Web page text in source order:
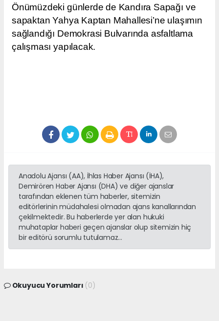
Önümüzdeki günlerde de Kandıra Sapağı ve
sapaktan Yahya Kaptan Mahallesi’ne ulaşımın
sağlandığı Demokrasi Bulvarında asfaltlama
çalışması yapılacak.
Anadolu Ajansı (AA), İhlas Haber Ajansı (İHA),
Demirören Haber Ajansı (DHA) ve diğer ajanslar
tarafından eklenen tüm haberler, sitemizin
editörlerinin müdahalesi olmadan ajans kanallarından
çekilmektedir. Bu haberlerde yer alan hukuki
muhataplar haberi geçen ajanslar olup sitemizin hiç
bir editörü sorumlu tutulamaz...
Okuyucu Yorumları (0)